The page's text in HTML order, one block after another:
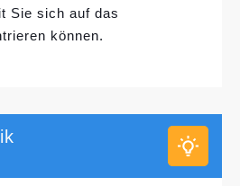
Sie sich auf das
können.